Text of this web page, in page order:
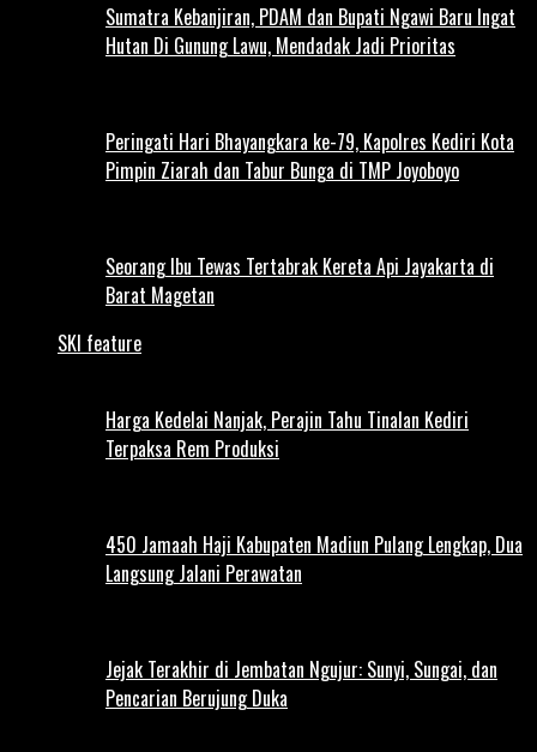
Sumatra Kebanjiran, PDAM dan Bupati Ngawi Baru Ingat
Hutan Di Gunung Lawu, Mendadak Jadi Prioritas
Peringati Hari Bhayangkara ke-79, Kapolres Kediri Kota
Pimpin Ziarah dan Tabur Bunga di TMP Joyoboyo
Seorang Ibu Tewas Tertabrak Kereta Api Jayakarta di
Barat Magetan
SKI feature
Harga Kedelai Nanjak, Perajin Tahu Tinalan Kediri
Terpaksa Rem Produksi
450 Jamaah Haji Kabupaten Madiun Pulang Lengkap, Dua
Langsung Jalani Perawatan
Jejak Terakhir di Jembatan Ngujur: Sunyi, Sungai, dan
Pencarian Berujung Duka